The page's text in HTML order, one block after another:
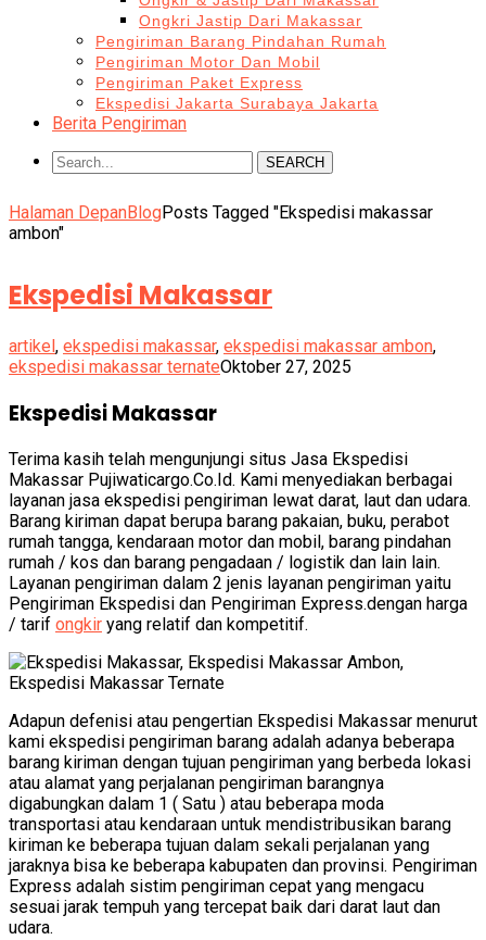
Ongkri Jastip Dari Makassar
Pengiriman Barang Pindahan Rumah
Pengiriman Motor Dan Mobil
Pengiriman Paket Express
Ekspedisi Jakarta Surabaya Jakarta
Berita Pengiriman
SEARCH
Halaman DepanBlogPosts Tagged "Ekspedisi makassar
ambon"
Ekspedisi Makassar
artikel, ekspedisi makassar, ekspedisi makassar ambon,
ekspedisi makassar ternateOktober 27, 2025
Ekspedisi Makassar
Terima kasih telah mengunjungi situs Jasa Ekspedisi
Makassar Pujiwaticargo.Co.Id. Kami menyediakan berbagai
layanan jasa ekspedisi pengiriman lewat darat, laut dan udara.
Barang kiriman dapat berupa barang pakaian, buku, perabot
rumah tangga, kendaraan motor dan mobil, barang pindahan
rumah / kos dan barang pengadaan / logistik dan lain lain.
Layanan pengiriman dalam 2 jenis layanan pengiriman yaitu
Pengiriman Ekspedisi dan Pengiriman Express.dengan harga
/ tarif ongkir yang relatif dan kompetitif.
Adapun defenisi atau pengertian Ekspedisi Makassar menurut
kami ekspedisi pengiriman barang adalah adanya beberapa
barang kiriman dengan tujuan pengiriman yang berbeda lokasi
atau alamat yang perjalanan pengiriman barangnya
digabungkan dalam 1 ( Satu ) atau beberapa moda
transportasi atau kendaraan untuk mendistribusikan barang
kiriman ke beberapa tujuan dalam sekali perjalanan yang
jaraknya bisa ke beberapa kabupaten dan provinsi. Pengiriman
Express adalah sistim pengiriman cepat yang mengacu
sesuai jarak tempuh yang tercepat baik dari darat laut dan
udara.